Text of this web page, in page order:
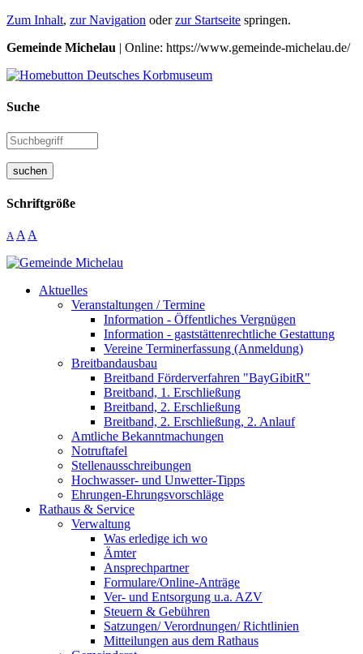
Zum Inhalt, zur Navigation oderzur Startseite springen.
Gemeinde Michelau | Online: https://www.gemeinde-michelau.de/
Suche
suchen
Schriftgröße
A A A
Aktuelles
Veranstaltungen / Termine
Information - Öffentliches Vergnügen
Information - gaststättenrechtliche Gestattung
Vereine Terminerfassung (Anmeldung)
Breitbandausbau
Breitband Förderverfahren "BayGibitR"
Breitband, 1. Erschließung
Breitband, 2. Erschließung
Breitband, 2. Erschließung, 2. Anlauf
Amtliche Bekanntmachungen
Notruftafel
Stellenausschreibungen
Hochwasser- und Unwetter-Tipps
Ehrungen-Ehrungsvorschläge
Rathaus & Service
Verwaltung
Was erledige ich wo
Ämter
Ansprechpartner
Formulare/Online-Anträge
Ver- und Entsorgung u.a. AZV
Steuern & Gebühren
Satzungen/ Verordnungen/ Richtlinien
Mitteilungen aus dem Rathaus